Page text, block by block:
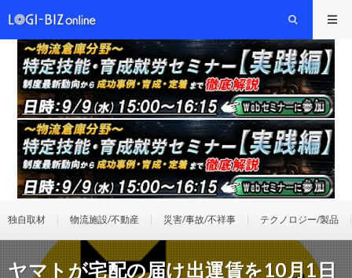
独自取材 物流施設/不動産 災害/事故/不祥事 テクノロジー/製品
ヤマトが宅配の届け出運賃を10月1日